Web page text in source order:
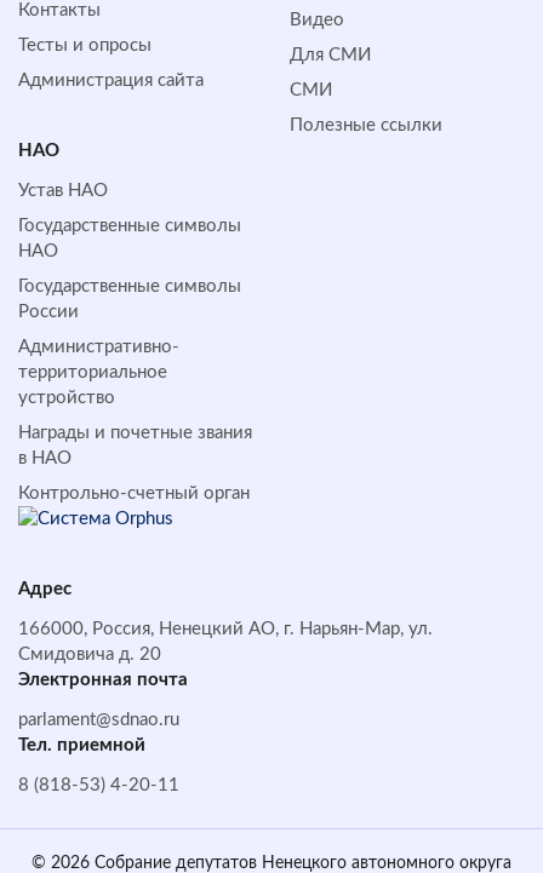
Контакты
Тесты и опросы
Администрация сайта
Видео
Для СМИ
СМИ
Полезные ссылки
НАО
Устав НАО
Государственные символы
НАО
Государственные символы
России
Административно-
территориальное
устройство
Награды и почетные звания
в НАО
Контрольно-счетный орган
Адрес
166000, Россия, Ненецкий АО, г. Нарьян-Мар, ул.
Смидовича д. 20
Электронная почта
parlament@sdnao.ru
Тел. приемной
8 (818-53) 4-20-11
© 2026 Собрание депутатов Ненецкого автономного округа